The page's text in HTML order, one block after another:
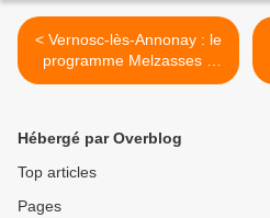
< Vernosc-lès-Annonay : le
programme Melzasses 3
avance !
Hébergé par Overblog
Top articles
Pages